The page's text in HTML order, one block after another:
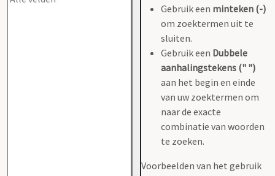
Gebruik een minteken (-)
om zoektermen uit te
sluiten.
Gebruik een Dubbele
aanhalingstekens (" ")
aan het begin en einde
van uw zoektermen om
naar de exacte
combinatie van woorden
te zoeken.
Voorbeelden van het gebruik